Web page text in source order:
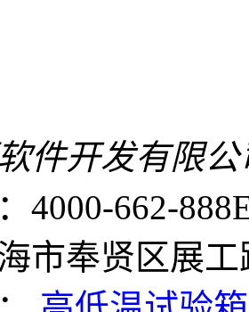
件开发有限公
4000-662-888
市奉贤区展工